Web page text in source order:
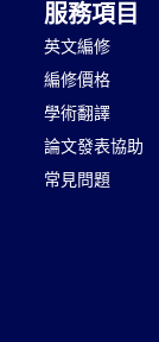
服務項目
英文編修
編修價格
學術翻譯
論文發表協助
常見問題